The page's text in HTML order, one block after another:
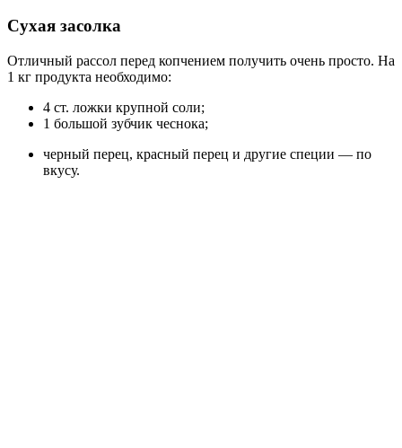
Сухая засолка
Отличный рассол перед копчением получить очень просто. На
1 кг продукта необходимо:
4 ст. ложки крупной соли;
1 большой зубчик чеснока;
черный перец, красный перец и другие специи — по
вкусу.